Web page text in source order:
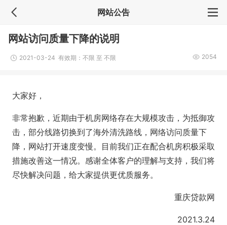
网站公告
网站访问质量下降的说明
2021-03-24 有效期：不限 至 不限 2054
大家好，
非常抱歉，近期由于机房网络存在大规模攻击，为抵御攻
击，部分线路切换到了海外清洗路线，网络访问质量下
降，网站打开速度变慢。目前我们正在配合机房积极采取
措施改善这一情况。感谢全体客户的理解与支持，我们将
尽快解决问题，给大家提供更优质服务。
重庆贷款网
2021.3.24